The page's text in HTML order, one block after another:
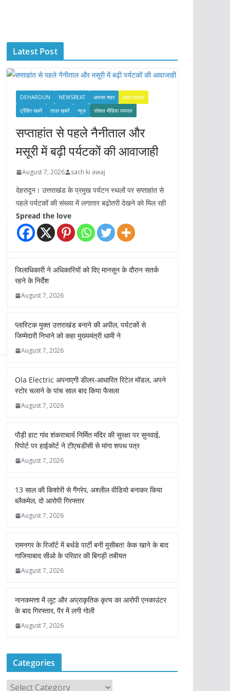
e
s
Latest Post
DEHARDUN NEWSBEAT आपका शहर
खबर हटकर
ट्रेंडिंग खबरें
ताज़ा ख़बरें न्यूज़ सोशल मीडिया वायरल
सप्ताहांत से पहले नैनीताल और
मसूरी में बढ़ी पर्यटकों की आवाजाही
August 7, 2026 sach ki awaj
देहरादून। उत्तराखंड के प्रमुख पर्यटन स्थलों पर सप्ताहांत से
पहले पर्यटकों की संख्या में लगातार बढ़ोतरी देखने को मिल रही
Spread the love
जिलाधिकारी ने अधिकारियों को दिए मानसून के दौरान सतर्क
रहने के निर्देश
August 7, 2026
प्लास्टिक मुक्त उत्तराखंड बनाने की अपील, पर्यटकों से
जिम्मेदारी निभाने को कहा मुख्यमंत्री धामी ने
August 7, 2026
Ola Electric अपनाएगी डीलर-आधारित रिटेल मॉडल, अपने
स्टोर चलाने के पांच साल बाद किया फैसला
August 7, 2026
पौड़ी हाट गांव शंकराचार्य निर्मित मंदिर की सुरक्षा पर सुनवाई,
रिपोर्ट पर हाईकोर्ट ने टीएचडीसी से मांगा शपथ पत्र
August 7, 2026
13 साल की किशोरी से गैंगरेप, अश्लील वीडियो बनाकर किया
ब्लैकमेल, दो आरोपी गिरफ्तार
August 7, 2026
रामनगर के रिजॉर्ट में बर्थडे पार्टी बनी मुसीबत! केक खाने के बाद
गाजियाबाद सीओ के परिवार की बिगड़ी तबीयत
August 7, 2026
नानकमत्ता में लूट और अप्राकृतिक कृत्य का आरोपी एनकाउंटर
के बाद गिरफ्तार, पैर में लगी गोली
August 7, 2026
Categories